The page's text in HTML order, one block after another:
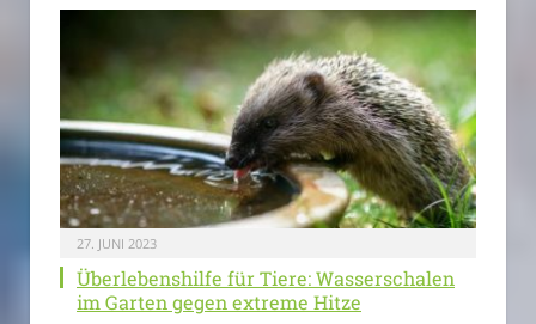
27. JUNI 2023
Überlebenshilfe für Tiere: Wasserschalen
im Garten gegen extreme Hitze